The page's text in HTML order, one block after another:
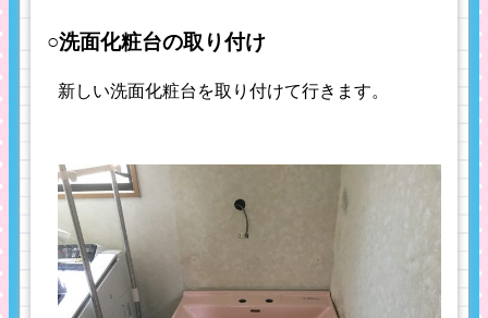
○洗面化粧台の取り付け
新しい洗面化粧台を取り付けて行きます。